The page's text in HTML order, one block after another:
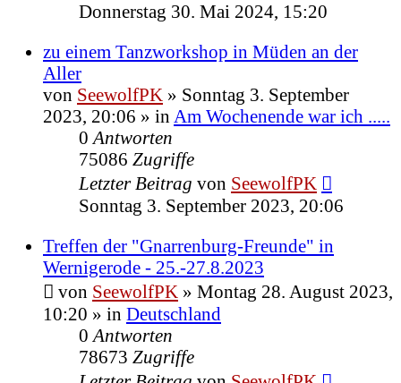
Donnerstag 30. Mai 2024, 15:20
zu einem Tanzworkshop in Müden an der
Aller
von SeewolfPK » Sonntag 3. September
2023, 20:06 » in Am Wochenende war ich .....
0 Antworten
75086 Zugriffe
Letzter Beitrag von SeewolfPK
Sonntag 3. September 2023, 20:06
Treffen der "Gnarrenburg-Freunde" in
Wernigerode - 25.-27.8.2023
von SeewolfPK » Montag 28. August 2023,
10:20 » in Deutschland
0 Antworten
78673 Zugriffe